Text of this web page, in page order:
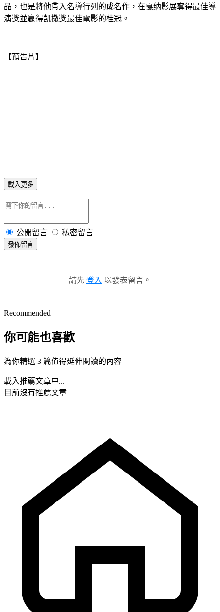
品，也是將他帶入名導行列的成名作，在戛纳影展奪得最佳導
演獎並赢得凯撒獎最佳電影的桂冠。
【預告片】
載入更多
公開留言 私密留言
發佈留言
請先 登入 以發表留言。
Recommended
你可能也喜歡
為你精選 3 篇值得延伸閱讀的內容
載入推薦文章中...
目前沒有推薦文章